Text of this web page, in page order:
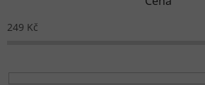
249 Kč